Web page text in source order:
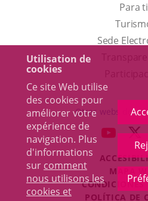
Utilisation de
cookies
Ce site Web utilise
des cookies pour
améliorer votre
expérience de
navigation. Plus
d'informations
sur comment
nous utilisons les
cookies et
Para ti
Sede
Otras webs del
UNA
A
MAPA
CONDICIONES
POLÍTICA DE